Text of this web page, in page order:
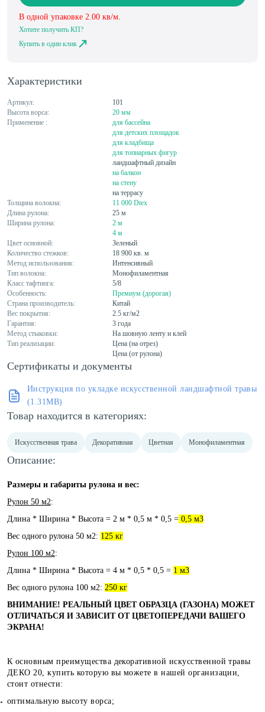
Характеристики
Артикул:
101
Высота ворса:
20 мм
Применение :
для бассейна
для детских площадок
для кладбища
для топиарных фигур
ландшафтный дизайн
на балкон
на стену
на террасу
Толщина волокна:
11 000 Dtex
Длина рулона:
25 м
Ширина рулона:
2 м
4 м
Цвет основной:
Зеленый
Количество стежков:
18 900 кв. м
Метод использования:
Интенсивный
Тип волокна:
Монофиламентная
Класс тафтинга:
5/8
Особенность:
Премиум (дорогая)
Страна производитель:
Китай
Вес покрытия:
2.5 кг/м2
Гарантия:
3 года
Метод стыковки:
На шовную ленту и клей
Тип реализации:
Цена (на отрез)
Цена (от рулона)
Сертификаты и документы
Инструкция по укладке искусственной ландшафтной травы
(1.31MB)
Товар находится в категориях:
Искусственная трава Декоративная Цветная Монофиламентная
В одной упаковке 2.00 кв/м.
Хотите получить КП?
Купить в один клик
Описание:
Размеры и габариты рулона и вес:
Рулон 50 м2:
Длина * Ширина * Высота = 2 м * 0,5 м * 0,5 = 0,5 м3
Вес одного рулона 50 м2: 125 кг
Рулон 100 м2:
Длина * Ширина * Высота = 4 м * 0,5 * 0,5 = 1 м3
Вес одного рулона 100 м2: 250 кг
ВНИМАНИЕ! РЕАЛЬНЫЙ ЦВЕТ ОБРАЗЦА (ГАЗОНА) МОЖЕТ
ОТЛИЧАТЬСЯ И ЗАВИСИТ ОТ ЦВЕТОПЕРЕДАЧИ ВАШЕГО
ЭКРАНА!
К основным преимущества декоративной искусственной травы
ДЕКО 20, купить которую вы можете в нашей организации,
стоит отнести:
оптимальную высоту ворса;